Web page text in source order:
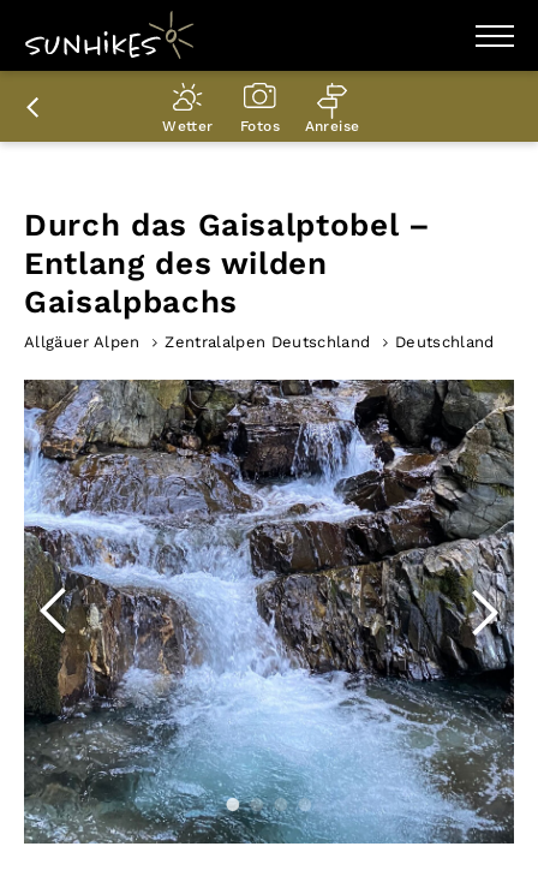
WANDERZIELE
WANDERUNGEN
ENTDECKEN
PLANER
Wetter Fotos Anreise
Durch das Gaisalptobel –
Entlang des wilden
Gaisalpbachs
Allgäuer Alpen Zentralalpen Deutschland Deutschland